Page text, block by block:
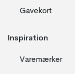
Gavekort
Inspiration
Varemærker